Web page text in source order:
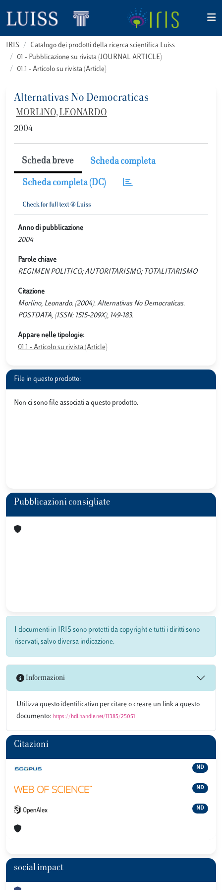
IRIS
Catalogo dei prodotti della ricerca scientifica Luiss
01 - Pubblicazione su rivista (JOURNAL ARTICLE)
01.1 - Articolo su rivista (Article)
Alternativas No Democraticas
MORLINO, LEONARDO
2004
Scheda breve Scheda completa
Scheda completa (DC)
Anno di pubblicazione
2004
Parole chiave
REGIMEN POLITICO; AUTORITARISMO; TOTALITARISMO
Citazione
Morlino, Leonardo. (2004). Alternativas No Democraticas.
POSTDATA, (ISSN: 1515-209X), 149-183.
Appare nelle tipologie:
01.1 - Articolo su rivista (Article)
File in questo prodotto:
Non ci sono file associati a questo prodotto.
Pubblicazioni consigliate
I documenti in IRIS sono protetti da copyright e tutti i diritti sono
riservati, salvo diversa indicazione.
Informazioni
Utilizza questo identificativo per citare o creare un link a questo
documento: https://hdl.handle.net/11385/25051
Citazioni
ND
ND
ND
social impact